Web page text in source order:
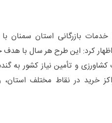
خدمات بازرگانی استان سمنان
کرد: این طرح هر سال با هدف
کشاورزی و تأمین نیاز کشور به
خرید در نقاط مختلف